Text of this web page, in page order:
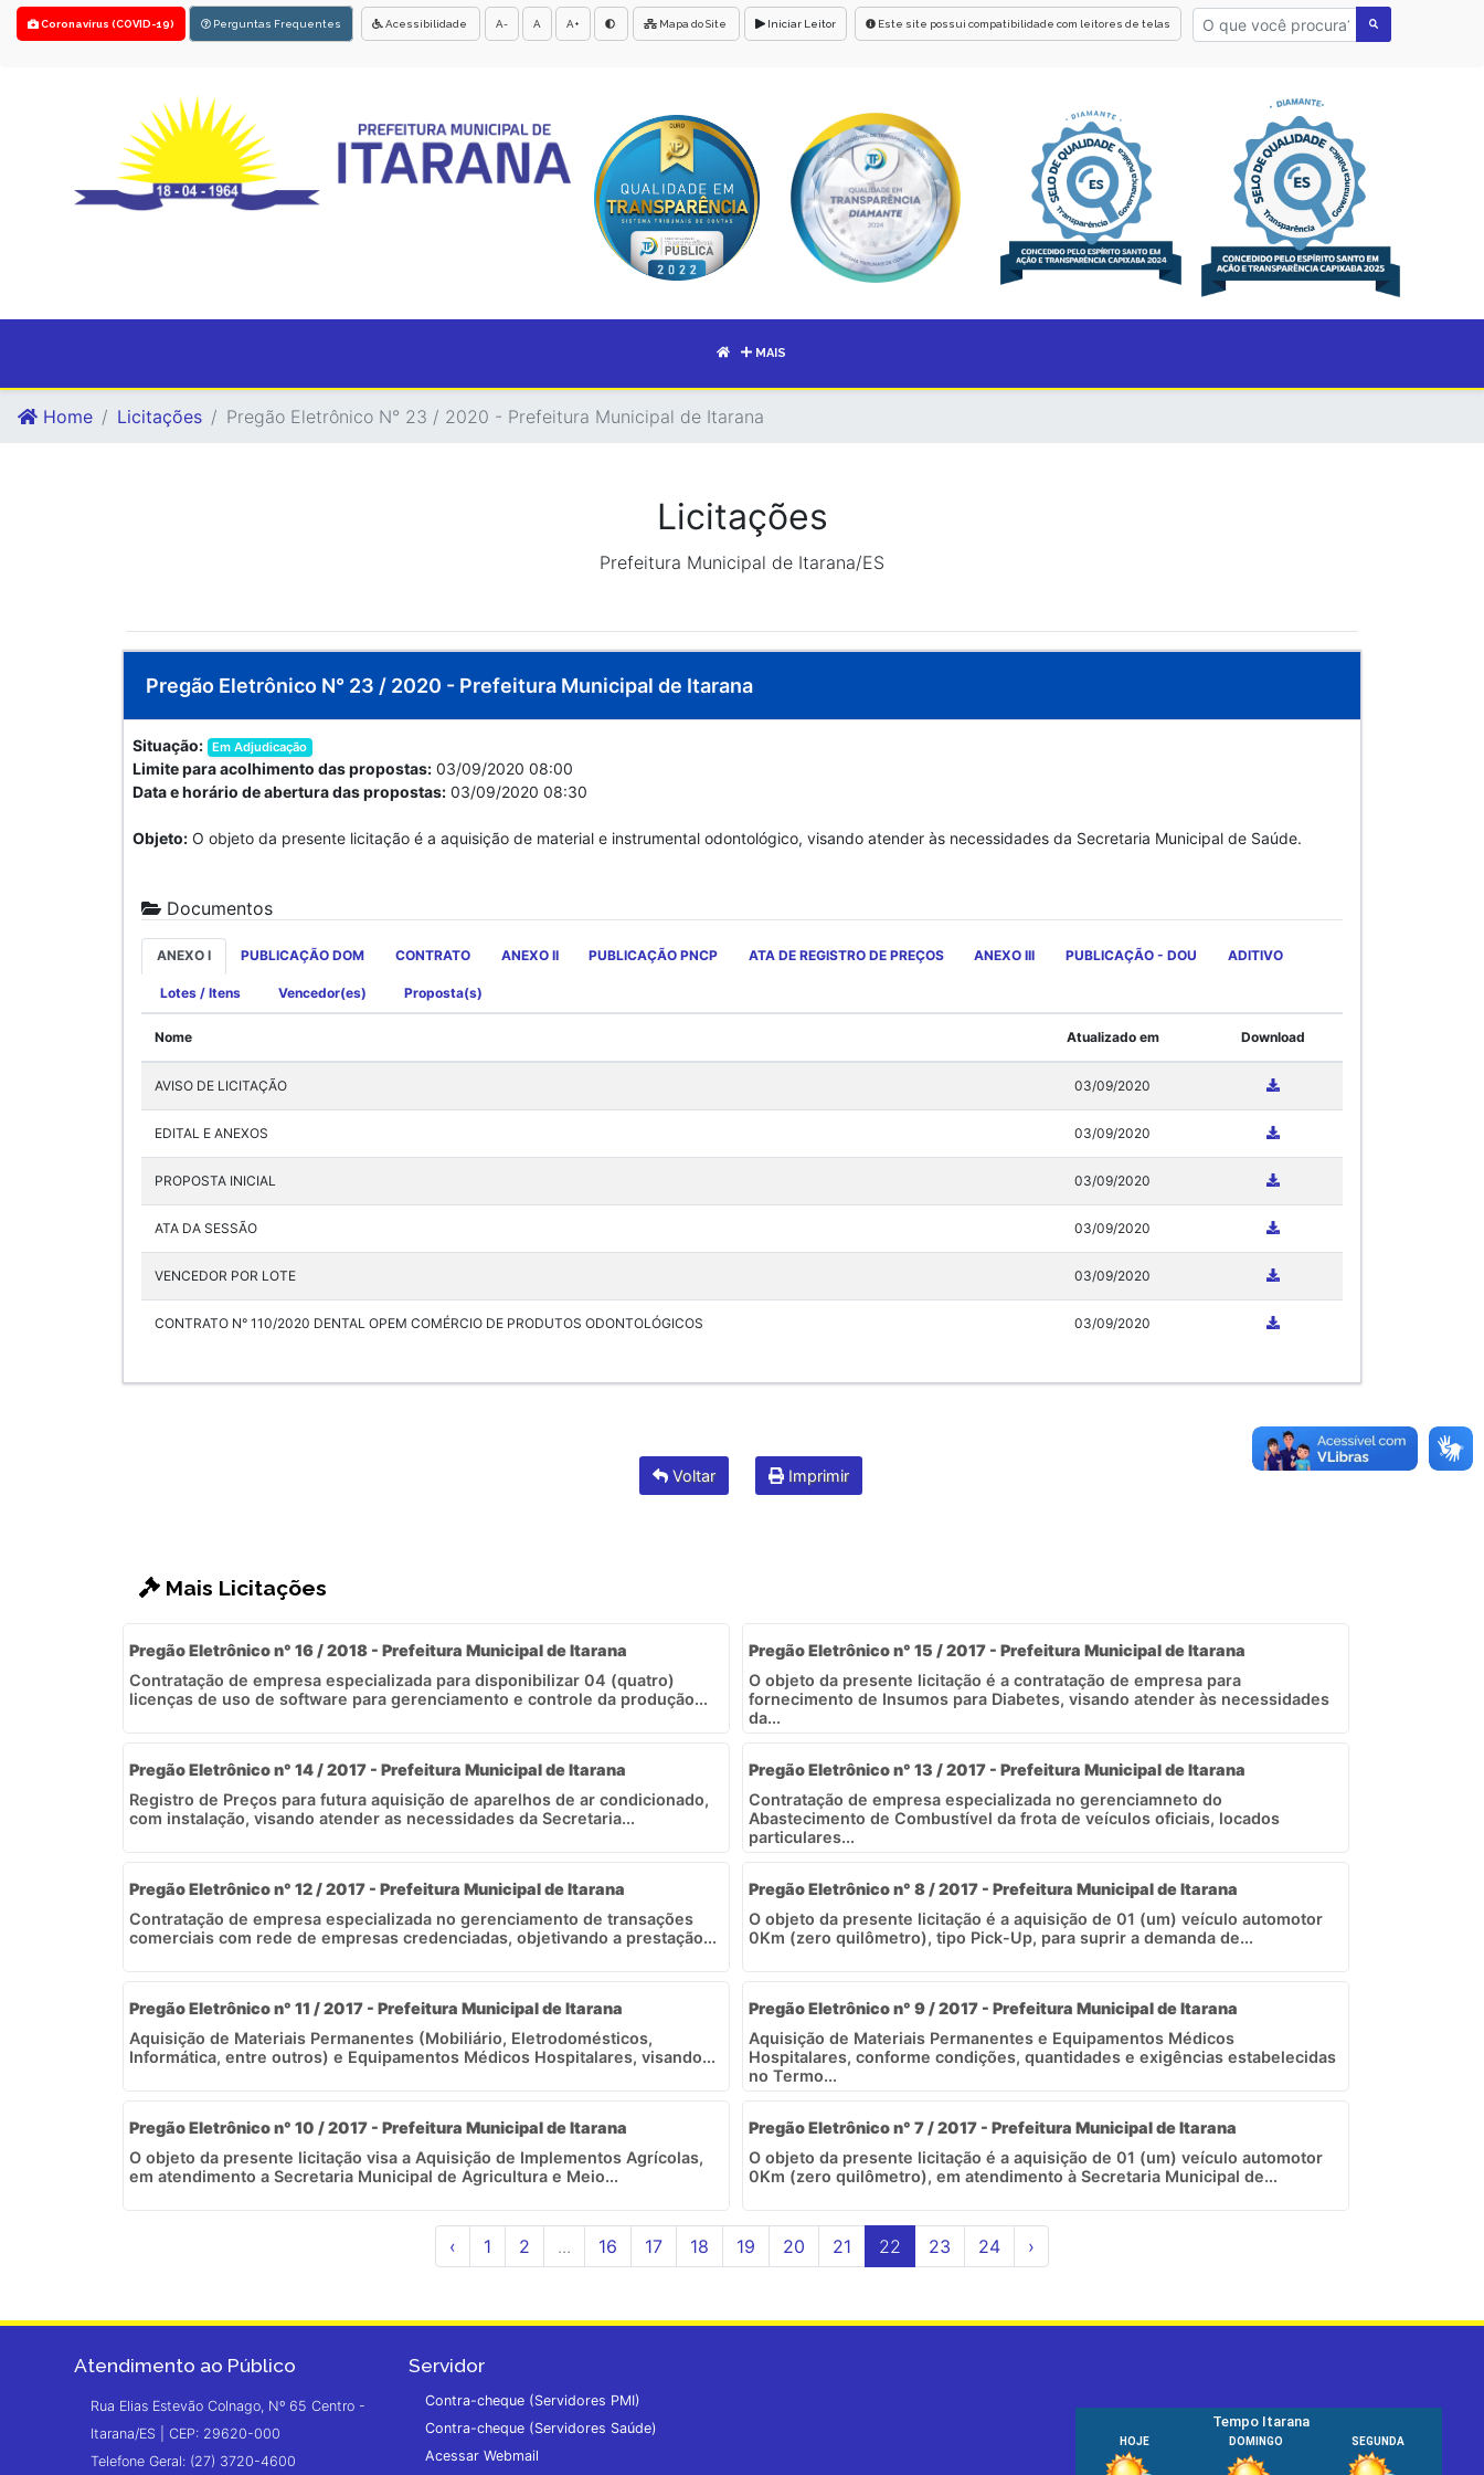
Coronavírus (COVID-19) Perguntas Frequentes Acessibilidade A- A A+ Mapa do Site Iniciar Leitor Este site possui compatibilidade com leitores de telas
MAIS
Home Licitações Pregão Eletrônico N° 23 / 2020 - Prefeitura Municipal de Itarana
Licitações
Prefeitura Municipal de Itarana/ES
Pregão Eletrônico N° 23 / 2020 - Prefeitura Municipal de Itarana
Situação: Em Adjudicação
Limite para acolhimento das propostas: 03/09/2020 08:00
Data e horário de abertura das propostas: 03/09/2020 08:30
Objeto: O objeto da presente licitação é a aquisição de material e instrumental odontológico, visando atender às necessidades da Secretaria Municipal de Saúde.
Documentos
ANEXO I PUBLICAÇÃO DOM CONTRATO ANEXO II PUBLICAÇÃO PNCP ATA DE REGISTRO DE PREÇOS ANEXO III PUBLICAÇÃO - DOU ADITIVO
Lotes / Itens Vencedor(es) Proposta(s)
Nome Atualizado em Download
AVISO DE LICITAÇÃO 03/09/2020
EDITAL E ANEXOS 03/09/2020
PROPOSTA INICIAL 03/09/2020
ATA DA SESSÃO 03/09/2020
VENCEDOR POR LOTE 03/09/2020
CONTRATO N° 110/2020 DENTAL OPEM COMÉRCIO DE PRODUTOS ODONTOLÓGICOS 03/09/2020
Voltar Imprimir
Mais Licitações
Pregão Eletrônico n° 16 / 2018 - Prefeitura Municipal de Itarana
Contratação de empresa especializada para disponibilizar 04 (quatro)
licenças de uso de software para gerenciamento e controle da produção...
Pregão Eletrônico n° 15 / 2017 - Prefeitura Municipal de Itarana
O objeto da presente licitação é a contratação de empresa para
fornecimento de Insumos para Diabetes, visando atender às necessidades
da...
Pregão Eletrônico n° 14 / 2017 - Prefeitura Municipal de Itarana
Registro de Preços para futura aquisição de aparelhos de ar condicionado,
com instalação, visando atender as necessidades da Secretaria...
Pregão Eletrônico n° 13 / 2017 - Prefeitura Municipal de Itarana
Contratação de empresa especializada no gerenciamneto do
Abastecimento de Combustível da frota de veículos oficiais, locados
particulares...
Pregão Eletrônico n° 12 / 2017 - Prefeitura Municipal de Itarana
Contratação de empresa especializada no gerenciamento de transações
comerciais com rede de empresas credenciadas, objetivando a prestação...
Pregão Eletrônico n° 8 / 2017 - Prefeitura Municipal de Itarana
O objeto da presente licitação é a aquisição de 01 (um) veículo automotor
0Km (zero quilômetro), tipo Pick-Up, para suprir a demanda de...
Pregão Eletrônico n° 11 / 2017 - Prefeitura Municipal de Itarana
Aquisição de Materiais Permanentes (Mobiliário, Eletrodomésticos,
Informática, entre outros) e Equipamentos Médicos Hospitalares, visando...
Pregão Eletrônico n° 9 / 2017 - Prefeitura Municipal de Itarana
Aquisição de Materiais Permanentes e Equipamentos Médicos
Hospitalares, conforme condições, quantidades e exigências estabelecidas
no Termo...
Pregão Eletrônico n° 10 / 2017 - Prefeitura Municipal de Itarana
O objeto da presente licitação visa a Aquisição de Implementos Agrícolas,
em atendimento a Secretaria Municipal de Agricultura e Meio...
Pregão Eletrônico n° 7 / 2017 - Prefeitura Municipal de Itarana
O objeto da presente licitação é a aquisição de 01 (um) veículo automotor
0Km (zero quilômetro), em atendimento à Secretaria Municipal de...
‹ 1 2 ... 16 17 18 19 20 21 22 23 24 ›
Atendimento ao Público
Rua Elias Estevão Colnago, Nº 65 Centro -
Itarana/ES | CEP: 29620-000
Telefone Geral: (27) 3720-4600
Servidor
Contra-cheque (Servidores PMI)
Contra-cheque (Servidores Saúde)
Acessar Webmail